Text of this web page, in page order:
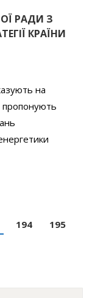
РАДИ З
КРАЇНИ
на
пропонують
194
195